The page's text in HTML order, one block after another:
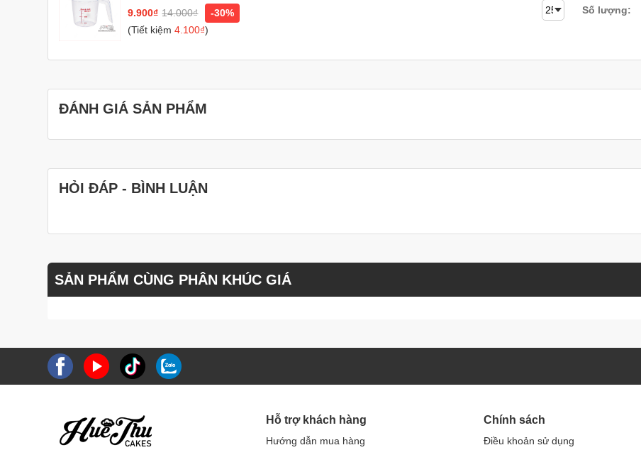
250/500/1000/2000/3000ml
9.900₫ 14.000₫
-30%
(Tiết kiệm4.100₫)
Số lượng:
ĐÁNH GIÁ SẢN PHẨM
HỎI ĐÁP - BÌNH LUẬN
SẢN PHẨM CÙNG PHÂN KHÚC GIÁ
Hỗ trợ khách hàng
Hướng dẫn mua hàng
Chính sách
Điều khoản sử dụng